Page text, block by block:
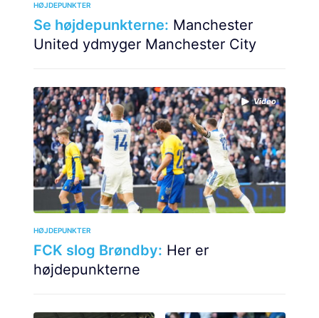
HØJDEPUNKTER
Se højdepunkterne: Manchester
United ydmyger Manchester City
Video
HØJDEPUNKTER
FCK slog Brøndby: Her er
højdepunkterne